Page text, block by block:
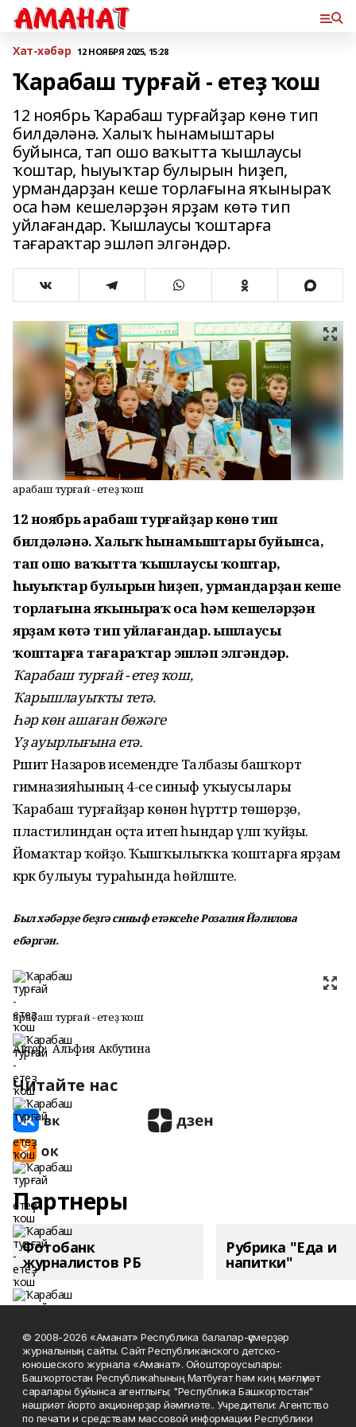
Хат-хәбәр 12 НОЯБРЯ 2025, 15:28
Ҡарабаш турғай - етеҙ ҡош
12 ноябрь Ҡарабаш турғайҙар көнө тип
билдәләнә. Халыҡ һынамыштары
буйынса, тап ошо ваҡытта ҡышлаусы
ҡоштар, һыуыҡтар булырын һиҙеп,
урмандарҙан кеше торлағына яҡыныраҡ
оса һәм кешеләрҙән ярҙам көтә тип
уйлағандар. Ҡышлаусы ҡоштарға
тағараҡтар эшләп элгәндәр.
Ҡарабаш турғай - етеҙ ҡош
12 ноябрь Ҡарабаш турғайҙар көнө тип
билдәләнә. Халыҡ һынамыштары буйынса,
тап ошо ваҡытта ҡышлаусы ҡоштар,
һыуыҡтар булырын һиҙеп, урмандарҙан кеше
торлағына яҡыныраҡ оса һәм кешеләрҙән
ярҙам көтә тип уйлағандар. Ҡышлаусы
ҡоштарға тағараҡтар эшләп элгәндәр.
Ҡарабаш турғай - етеҙ ҡош,
Ҡарышлауыҡты тетә.
Һәр көн ашаған бөжәге
Үҙ ауырлығына етә.
Рәшит Назаров исемендәге Талбазы башҡорт
гимназияһының 4-се синыф уҡыусылары
Ҡарабаш турғайҙар көнөнә һүрәттәр төшөрҙө,
пластилиндан оҫта итеп һындар әүәләп ҡуйҙы.
Йомаҡтар ҡойҙо. Ҡышҡылыҡҡа ҡоштарға ярҙам
кәрәк булыуы тураһында һөйләште.
Был хәбәрҙе беҙгә синыф етәксеһе Розалия Йәлилова
ебәргән.
Ҡарабаш турғай - етеҙ ҡош
Автор: Альфия Акбутина
Читайте нас
Партнеры
Фотобанк
журналистов РБ
Рубрика "Еда и
напитки"
© 2008-2026 «Аманат» Республика балалар-үҫмерҙәр
журналының сайты. Сайт Республиканского детско-
юношеского журнала «Аманат». Ойоштороусылары:
Башҡортостан Республикаһының Матбуғат һәм киң мәғлүмәт
саралары буйынса агентлығы; "Республика Башкортостан"
нәшриәт йорто акционерҙар йәмғиәте.. Учредители: Агентство
по печати и средствам массовой информации Республики